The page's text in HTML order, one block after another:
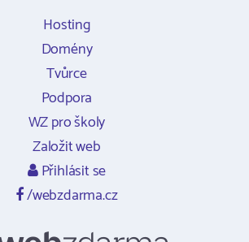
Hosting
Domény
Tvůrce
Podpora
WZ pro školy
Založit web
Přihlásit se
/webzdarma.cz